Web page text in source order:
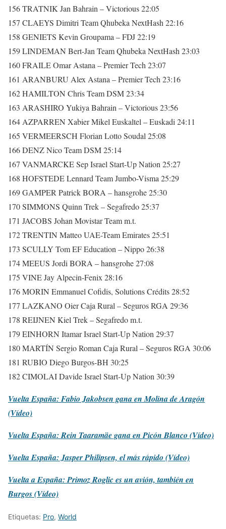
156 TRATNIK Jan Bahrain – Victorious 22:05
157 CLAEYS Dimitri Team Qhubeka NextHash 22:16
158 GENIETS Kevin Groupama – FDJ 22:19
159 LINDEMAN Bert-Jan Team Qhubeka NextHash 23:03
160 FRAILE Omar Astana – Premier Tech 23:07
161 ARANBURU Alex Astana – Premier Tech 23:16
162 HAMILTON Chris Team DSM 23:34
163 ARASHIRO Yukiya Bahrain – Victorious 23:56
164 AZPARREN Xabier Mikel Euskaltel – Euskadi 24:11
165 VERMEERSCH Florian Lotto Soudal 25:08
166 DENZ Nico Team DSM 25:14
167 VANMARCKE Sep Israel Start-Up Nation 25:27
168 HOFSTEDE Lennard Team Jumbo-Visma 25:29
169 GAMPER Patrick BORA – hansgrohe 25:30
170 SIMMONS Quinn Trek – Segafredo 25:37
171 JACOBS Johan Movistar Team m.t.
172 TRENTIN Matteo UAE-Team Emirates 25:51
173 SCULLY Tom EF Education – Nippo 26:38
174 MEEUS Jordi BORA – hansgrohe 27:08
175 VINE Jay Alpecin-Fenix 28:16
176 MORIN Emmanuel Cofidis, Solutions Crédits 28:52
177 LAZKANO Oier Caja Rural – Seguros RGA 29:36
178 REIJNEN Kiel Trek – Segafredo m.t.
179 EINHORN Itamar Israel Start-Up Nation 29:37
180 MARTÍN Sergio Roman Caja Rural – Seguros RGA 30:06
181 RUBIO Diego Burgos-BH 30:25
182 CIMOLAI Davide Israel Start-Up Nation 30:39
Vuelta España: Fabio Jakobsen gana en Molina de Aragón
(Vídeo)
Vuelta España: Rein Taaramäe gana en Picón Blanco (Vídeo)
Vuelta España: Jasper Philipsen, el más rápido (Vídeo)
Vuelta a España: Primoz Roglic es un avión, también en
Burgos (Vídeo)
Etiquetas: Pro, World